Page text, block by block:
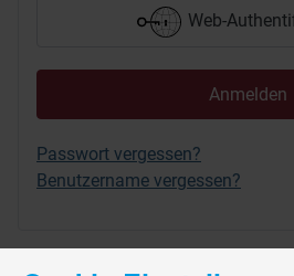
Web-
Anmelden
Passwort vergessen?
Benutzername vergessen?